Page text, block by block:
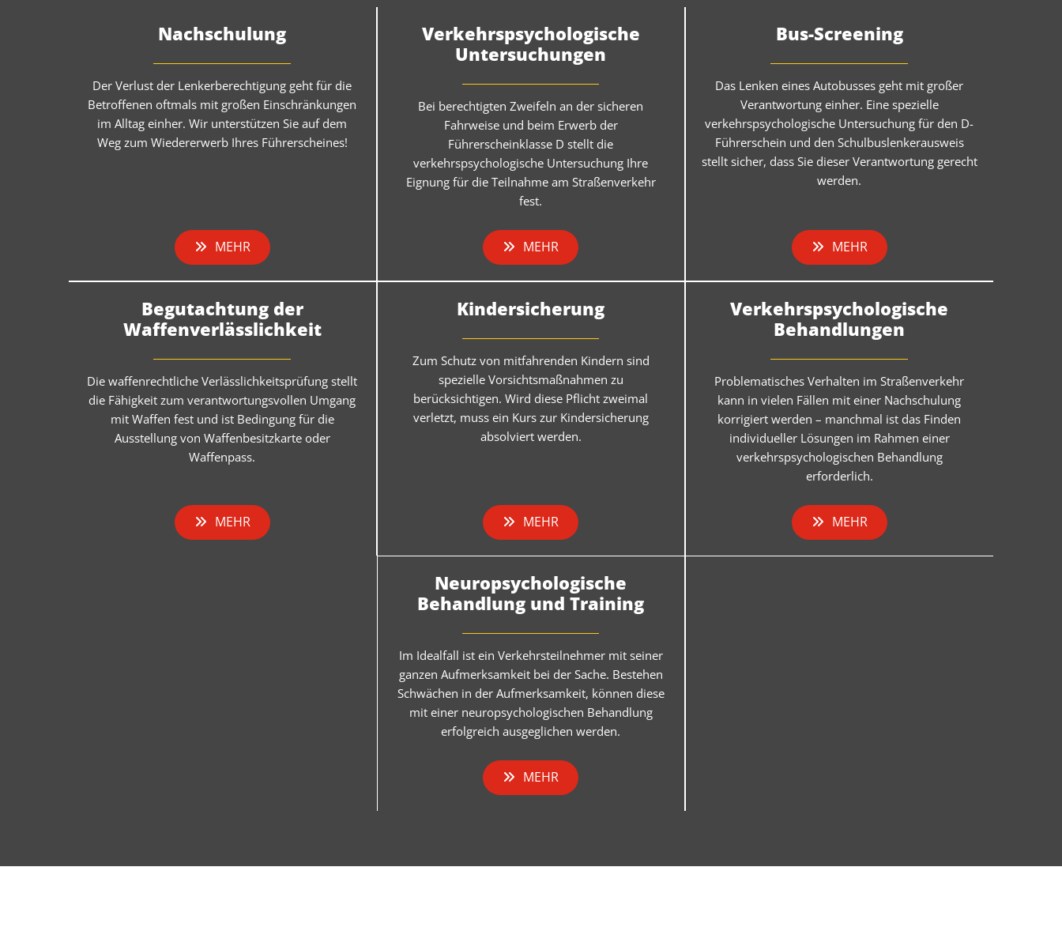
Nachschulung
Der Verlust der Lenkerberechtigung geht für die
Betroffenen oftmals mit großen Einschränkungen
im Alltag einher. Wir unterstützen Sie auf dem
Weg zum Wiedererwerb Ihres Führerscheines!
MEHR
Verkehrspsychologische
Untersuchungen
Bei berechtigten Zweifeln an der sicheren
Fahrweise und beim Erwerb der
Führerscheinklasse D stellt die
verkehrspsychologische Untersuchung Ihre
Eignung für die Teilnahme am Straßenverkehr
fest.
MEHR
Bus-Screening
Das Lenken eines Autobusses geht mit großer
Verantwortung einher. Eine spezielle
verkehrspsychologische Untersuchung für den D-
Führerschein und den Schulbuslenkerausweis
stellt sicher, dass Sie dieser Verantwortung gerecht
werden.
MEHR
Begutachtung der
Waffenverlässlichkeit
Die waffenrechtliche Verlässlichkeitsprüfung stellt
die Fähigkeit zum verantwortungsvollen Umgang
mit Waffen fest und ist Bedingung für die
Ausstellung von Waffenbesitzkarte oder
Waffenpass.
MEHR
Kindersicherung
Zum Schutz von mitfahrenden Kindern sind
spezielle Vorsichtsmaßnahmen zu
berücksichtigen. Wird diese Pflicht zweimal
verletzt, muss ein Kurs zur Kindersicherung
absolviert werden.
MEHR
Verkehrspsychologische
Behandlungen
Problematisches Verhalten im Straßenverkehr
kann in vielen Fällen mit einer Nachschulung
korrigiert werden – manchmal ist das Finden
individueller Lösungen im Rahmen einer
verkehrspsychologischen Behandlung
erforderlich.
MEHR
Neuropsychologische
Behandlung und Training
Im Idealfall ist ein Verkehrsteilnehmer mit seiner
ganzen Aufmerksamkeit bei der Sache. Bestehen
Schwächen in der Aufmerksamkeit, können diese
mit einer neuropsychologischen Behandlung
erfolgreich ausgeglichen werden.
MEHR